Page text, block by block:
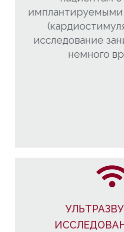
имплантируемыми
исследование
немного